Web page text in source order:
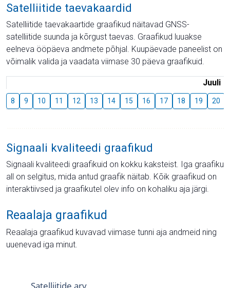
Satelliitide taevakaardid
Satelliitide taevakaartide graafikud näitavad GNSS-
satelliitide suunda ja kõrgust taevas. Graafikud luuakse
eelneva ööpäeva andmete põhjal. Kuupäevade paneelist on
võimalik valida ja vaadata viimase 30 päeva graafikuid.
Juuli
8 9 10 11 12 13 14 15 16 17 18 19 20
Signaali kvaliteedi graafikud
Signaali kvaliteedi graafikuid on kokku kaksteist. Iga graafiku
all on selgitus, mida antud graafik näitab. Kõik graafikud on
interaktiivsed ja graafikutel olev info on kohaliku aja järgi.
Reaalaja graafikud
Reaalaja graafikud kuvavad viimase tunni aja andmeid ning
uuenevad iga minut.